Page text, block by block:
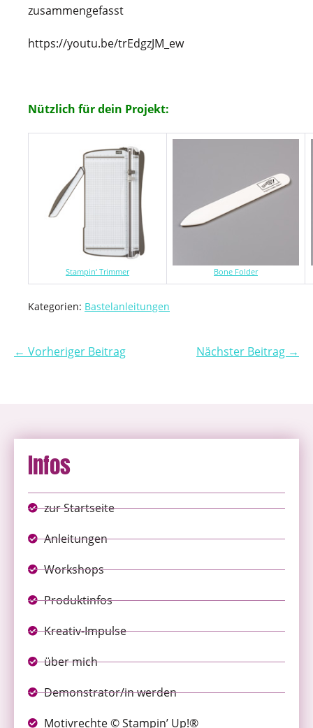
zusammengefasst
https://youtu.be/trEdgzJM_ew
Nützlich für dein Projekt:
Stampin‘ Trimmer Bone Folder
Kategorien: Bastelanleitungen
← Vorheriger Beitrag Nächster Beitrag →
Infos
zur Startseite
Anleitungen
Workshops
Produktinfos
Kreativ-Impulse
über mich
Demonstrator/in werden
Motivrechte © Stampin’ Up!®